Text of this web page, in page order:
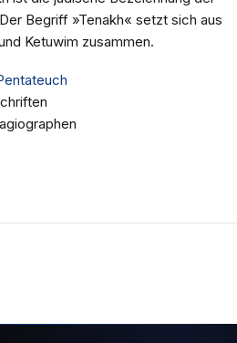
Begriff »Tenakh« setzt sich aus
Ketuwim zusammen.